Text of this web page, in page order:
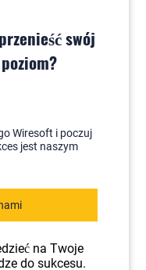
swój
Wiresoft i poczuj
jest naszym
na Twoje
do sukcesu.